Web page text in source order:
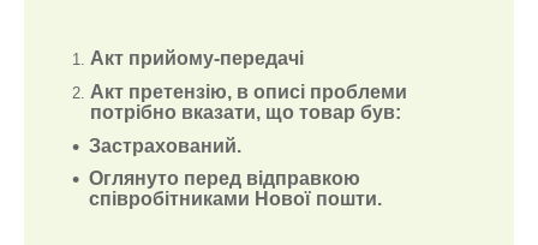
Акт прийому-передачі
Акт претензію, в описі проблеми
потрібно вказати, що товар був:
Застрахований.
Оглянуто перед відправкою
співробітниками Нової пошти.